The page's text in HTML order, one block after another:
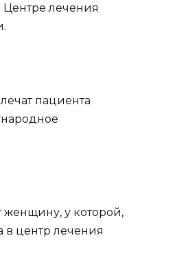
лечения
пациента
у которой,
в центр лечения